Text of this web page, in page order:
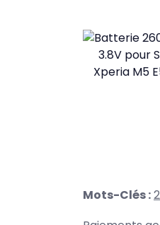
Mots-Clés :